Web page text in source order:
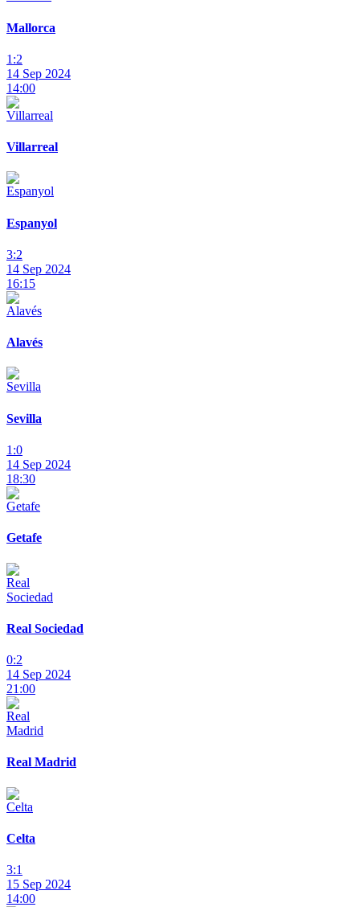
Mallorca
1:2
14 Sep 2024
14:00
Villarreal
Espanyol
3:2
14 Sep 2024
16:15
Alavés
Sevilla
1:0
14 Sep 2024
18:30
Getafe
Real Sociedad
0:2
14 Sep 2024
21:00
Real Madrid
Celta
3:1
15 Sep 2024
14:00